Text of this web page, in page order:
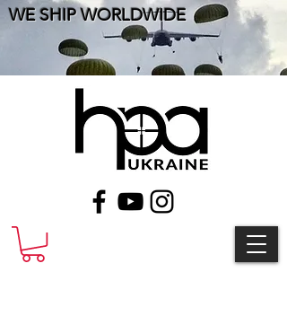
WE SHIP WORLDWIDE